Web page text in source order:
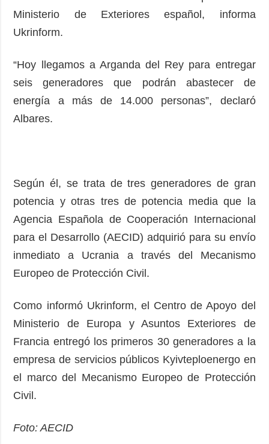
Ministerio de Exteriores español, informa
Ukrinform.
“Hoy llegamos a Arganda del Rey para entregar
seis generadores que podrán abastecer de
energía a más de 14.000 personas”, declaró
Albares.
Según él, se trata de tres generadores de gran
potencia y otras tres de potencia media que la
Agencia Española de Cooperación Internacional
para el Desarrollo (AECID) adquirió para su envío
inmediato a Ucrania a través del Mecanismo
Europeo de Protección Civil.
Como informó Ukrinform, el Centro de Apoyo del
Ministerio de Europa y Asuntos Exteriores de
Francia entregó los primeros 30 generadores a la
empresa de servicios públicos Kyivteploenergo en
el marco del Mecanismo Europeo de Protección
Civil.
Foto: AECID